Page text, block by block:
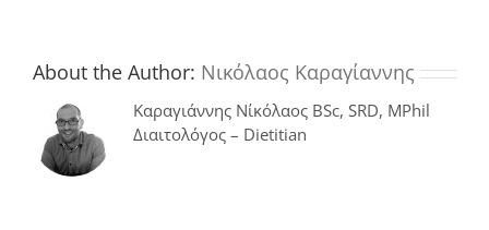
μειώνει
ποικιλότητα
των
βακτηριδίων
About the Author: Νικόλαος Καραγίαννης
Καραγιάννης Νίκόλαος BSc, SRD, MPhil
Διαιτολόγος – Dietitian